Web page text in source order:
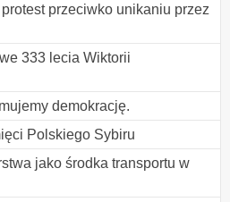
przeciwko unikaniu przez
333 lecia Wiktorii
demokrację.
Polskiego Sybiru
jako środka transportu w